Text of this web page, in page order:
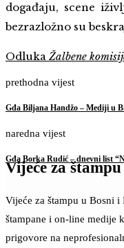
događaju, scene
bezrazložno su
Odluka Žalbene
prethodna vijest
Gđa Biljana Handžo – Mediji u
naredna vijest
Gđa Borka Rudić – dnevni list
Vijeće za
Vijeće za štampu u Bosni
štampane i on-line medije
prigovore na